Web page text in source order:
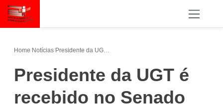
Home/Notícias/
Presidente da UGT é
recebido no Senado